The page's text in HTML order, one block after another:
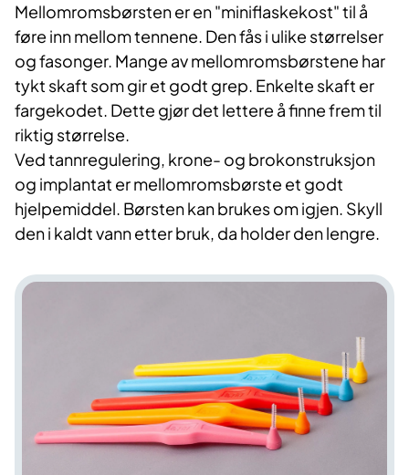
Mellomromsbørsten er en "miniflaskekost" til å
føre inn mellom tennene. Den fås i ulike størrelser
og fasonger. Mange av mellomromsbørstene har
tykt skaft som gir et godt grep. Enkelte skaft er
fargekodet. Dette gjør det lettere å finne frem til
riktig størrelse.
Ved tannregulering, krone- og brokonstruksjon
og implantat er mellomromsbørste et godt
hjelpemiddel. Børsten kan brukes om igjen. Skyll
den i kaldt vann etter bruk, da holder den lengre.